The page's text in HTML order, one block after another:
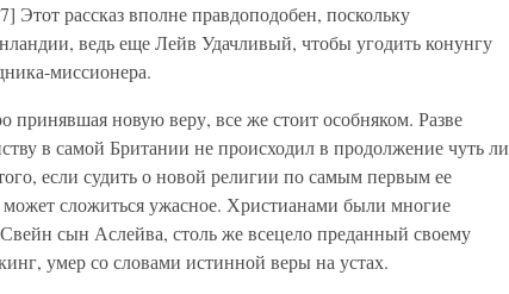
рассказ вполне правдоподобен, поскольку
ведь еще Лейв Удачливый, чтобы угодить конунгу
миссионера.
принявшая новую веру, все же стоит особняком. Разве
в самой Британии не происходил в продолжение чуть ли
если судить о новой религии по самым первым ее
может сложиться ужасное. Христианами были многие
сын Аслейва, столь же всецело преданный своему
умер со словами истинной веры на устах.